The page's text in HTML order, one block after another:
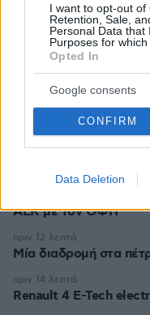
I want to opt-out of
Retention, Sale,
Personal Data that
Purposes for which
Opted In
Google consents
CONFIRM
Data Deletion
ΡΟΗ
Ειδήσεις
Μυστηριώδεις
Σβάλμπαρντ στη
ΑΕΚ με τον ΟΦΗ
πριν 7 λεπτά
Μία διαδρομή στα
πριν 12 λεπτά
Renault 4 E-Tech
πριν 14 λεπτά